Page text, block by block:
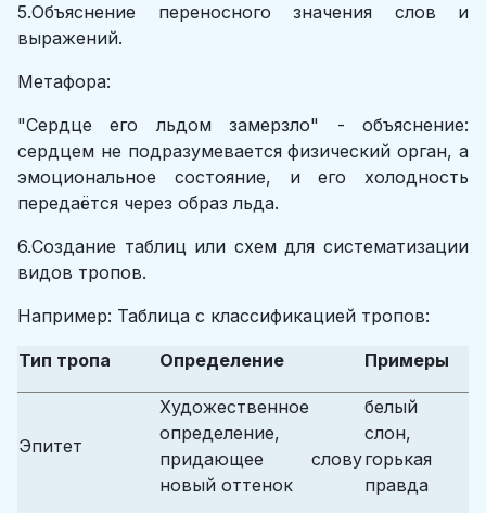
5.Объяснение переносного значения слов и
выражений.
Метафора:
"Сердце его льдом замерзло" - объяснение:
сердцем не подразумевается физический орган, а
эмоциональное состояние, и его холодность
передаётся через образ льда.
6.Создание таблиц или схем для систематизации
видов тропов.
Например: Таблица с классификацией тропов:
Тип тропа Определение Примеры
Эпитет
Художественное
определение,
придающее слову
новый оттенок
белый
слон,
горькая
правда